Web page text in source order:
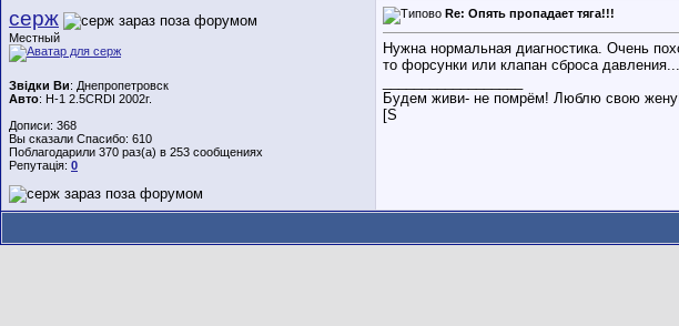
серж
Местный
Звідки Ви: Днепропетровск
Авто: H-1 2.5CRDI 2002г.
Дописи: 368
Вы сказали Спасибо: 610
Поблагодарили 370 раз(а) в 253 сообщениях
Репутація: 0
Re: Опять пропадает тяга!!!
Нужна нормальная диагностика. Очень
то форсунки или клапан сброса давления...
Будем живи- не помрём! Люблю свою
[S